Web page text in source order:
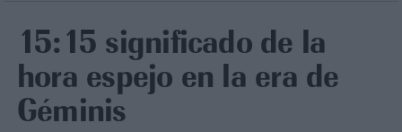
15:15 significado de la
hora espejo en la era de
Géminis